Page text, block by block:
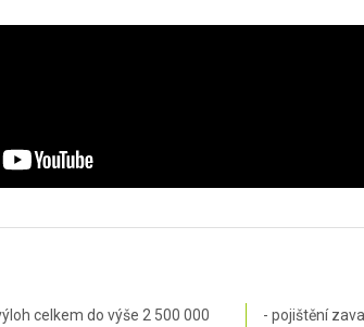
celkem do výše 2 500 000
- pojištění